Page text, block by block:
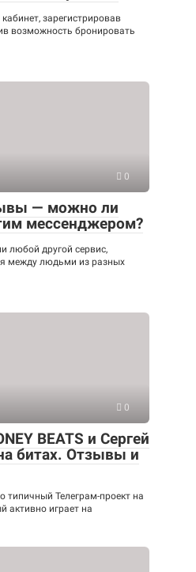
зарегистрировав
возможность бронировать
0
— можно ли
мессенджером?
любой другой сервис,
между людьми из разных
0
BEATS и Сергей
битах. Отзывы и
типичный Телеграм-проект на
активно играет на